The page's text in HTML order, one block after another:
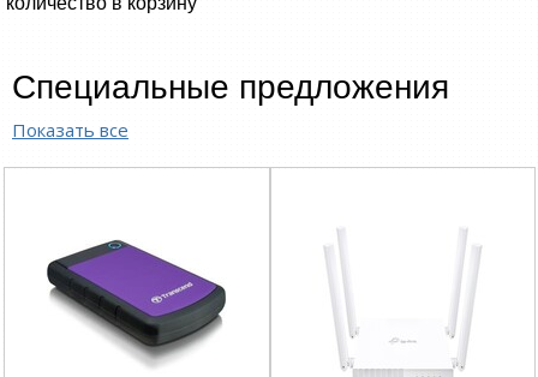
Специальные предложения
Показать все